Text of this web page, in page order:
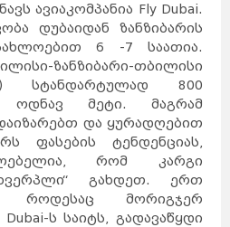
ავიაკომპანია Fly Dubai.
დუბაიდან ზანზიბარის
6 -7 საათია.
ზანზიბარი-თბილისი
სტანდარტულად 800
მეტი. მაგრამ
და ყურადღებით
ფასების ტენდენციას,
რომ კარგი
გახდეთ. ერთ
როდესაც მორიგჯერ
ს საიტს, გადავაწყდი